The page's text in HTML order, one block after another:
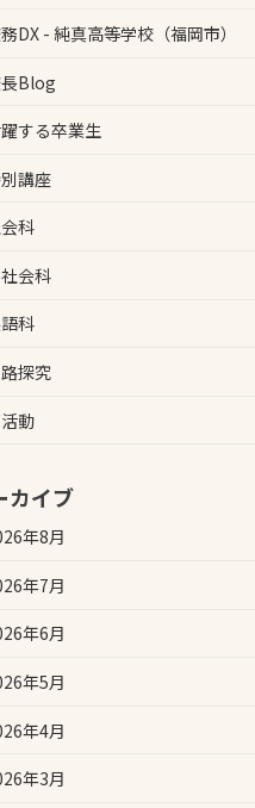
DX - 純真高等学校（福岡市）
Blog
する卒業生
講座
科
社会科
科
探究
動
カイブ
年8月
年7月
年6月
年5月
年4月
年3月